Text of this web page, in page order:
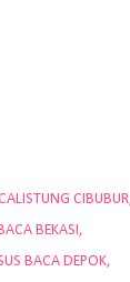
CIBUBUR
BEKASI
BACA DEPOK